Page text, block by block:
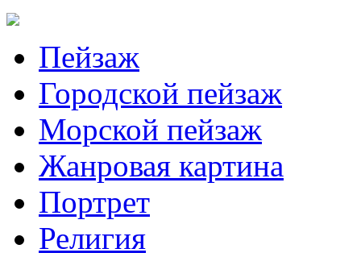
Пейзаж
Городской пейзаж
Морской пейзаж
Жанровая картина
Портрет
Религия